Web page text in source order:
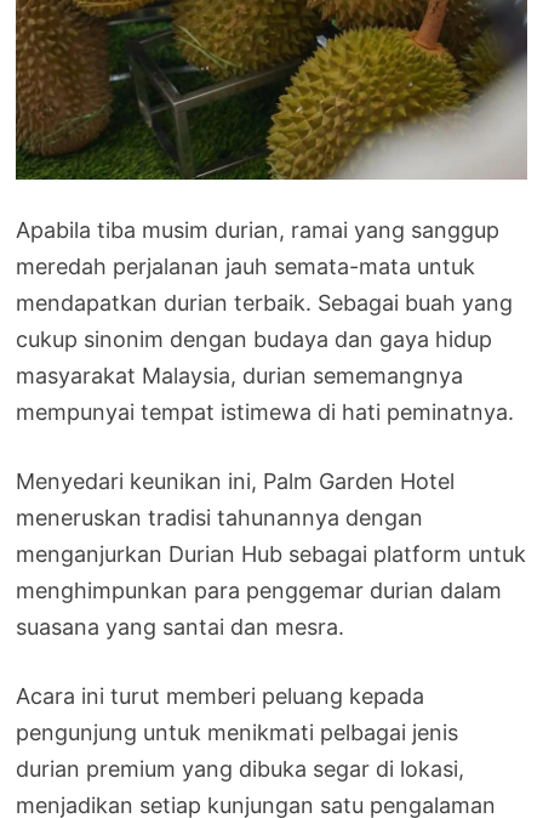
Apabila tiba musim durian, ramai yang sanggup
meredah perjalanan jauh semata-mata untuk
mendapatkan durian terbaik. Sebagai buah yang
cukup sinonim dengan budaya dan gaya hidup
masyarakat Malaysia, durian sememangnya
mempunyai tempat istimewa di hati peminatnya.
Menyedari keunikan ini, Palm Garden Hotel
meneruskan tradisi tahunannya dengan
menganjurkan Durian Hub sebagai platform untuk
menghimpunkan para penggemar durian dalam
suasana yang santai dan mesra.
Acara ini turut memberi peluang kepada
pengunjung untuk menikmati pelbagai jenis
durian premium yang dibuka segar di lokasi,
menjadikan setiap kunjungan satu pengalaman